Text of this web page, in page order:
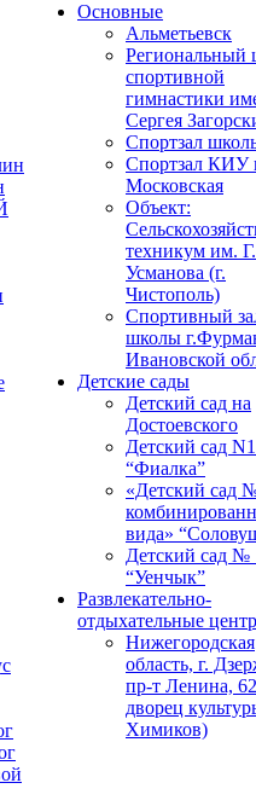
Основные
Альметьевск
Региональный
спортивной
гимнастики
Сергея
Спортзал
Спортзал КИУ
Московская
Объект:
техникум им.
Усманова (г.
Чистополь)
Спортивный
школы
Ивановской
Детские сады
Детский сад на
Достоевского
Детский сад
“Фиалка”
«Детский сад
вида»
Детский сад №
“Уенчык”
Развлекательно-
отдыхательные
Нижегородская
область, г.
пр-т Ленина,
дворец
Химиков)